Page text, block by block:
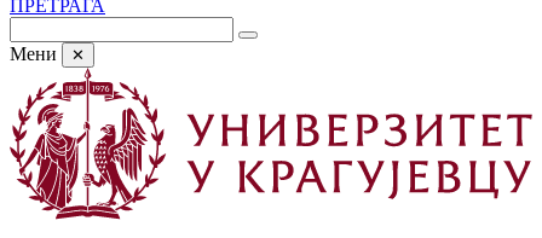
ПРЕТРАГА
Мени ✕